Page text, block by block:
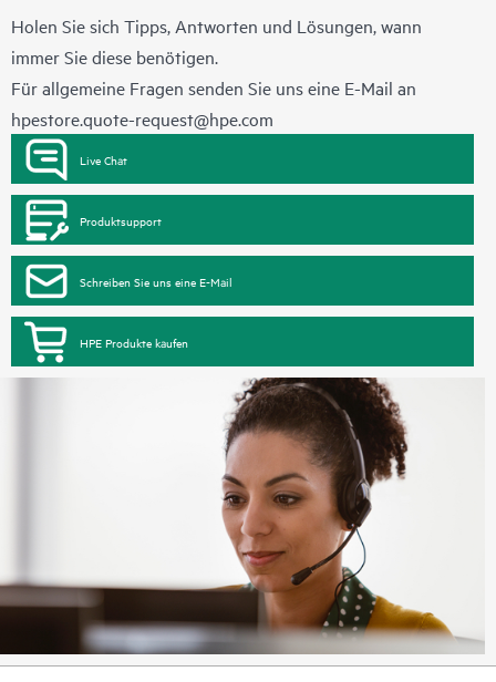
Holen Sie sich Tipps, Antworten und Lösungen, wann
immer Sie diese benötigen.
Für allgemeine Fragen senden Sie uns eine E-Mail an
hpestore.quote-request@hpe.com
Live Chat
Produktsupport
Schreiben Sie uns eine E-Mail
HPE Produkte kaufen